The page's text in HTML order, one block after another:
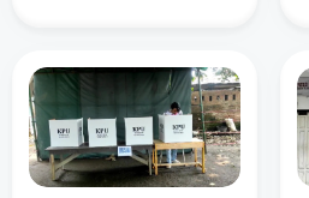
Pilkada Lobar